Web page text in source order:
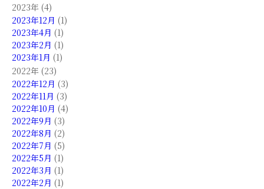
2023年 (4)
2023年12月 (1)
2023年4月 (1)
2023年2月 (1)
2023年1月 (1)
2022年 (23)
2022年12月 (3)
2022年11月 (3)
2022年10月 (4)
2022年9月 (3)
2022年8月 (2)
2022年7月 (5)
2022年5月 (1)
2022年3月 (1)
2022年2月 (1)